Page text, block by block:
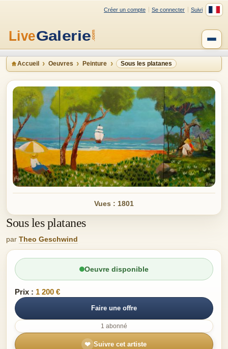
Créer un compte Se connecter Suivi
Accueil Oeuvres Peinture Sous les platanes
Vues : 1801
Sous les platanes
par Theo Geschwind
Oeuvre disponible
Prix : 1 200 €
Faire une offre
1 abonné
❤ Suivre cet artiste